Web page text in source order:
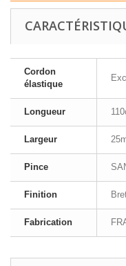
Cordon
élastique
Longueur
Largeur
Pince
Finition
Fabrication